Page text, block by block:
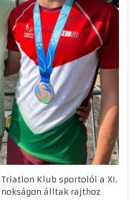
Triatlon Klub sportolói a XI.
álltak rajthoz